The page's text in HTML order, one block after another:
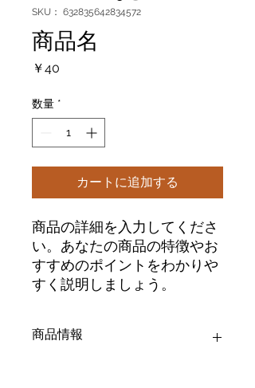
SKU： 632835642834572
商品名
￥40
数量 *
カートに追加する
商品の詳細を入力してくださ
い。あなたの商品の特徴やお
すすめのポイントをわかりや
すく説明しましょう。
商品情報